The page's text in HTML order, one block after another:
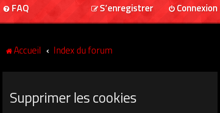
FAQ Connexion
S’enregistrer
Accueil Index du forum
Supprimer les cookies